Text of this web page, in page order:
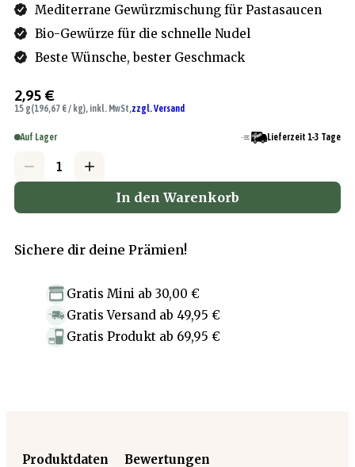
Mediterrane Gewürzmischung für Pastasaucen
Bio-Gewürze für die schnelle Nudel
Beste Wünsche, bester Geschmack
2,95 €
15 g(196,67 € / kg), inkl. MwSt,zzgl. Versand
Auf Lager Lieferzeit 1-3 Tage
In den Warenkorb
Sichere dir deine Prämien!
Gratis Mini ab 30,00 €
Gratis Versand ab 49,95 €
Gratis Produkt ab 69,95 €
Produktdaten Bewertungen